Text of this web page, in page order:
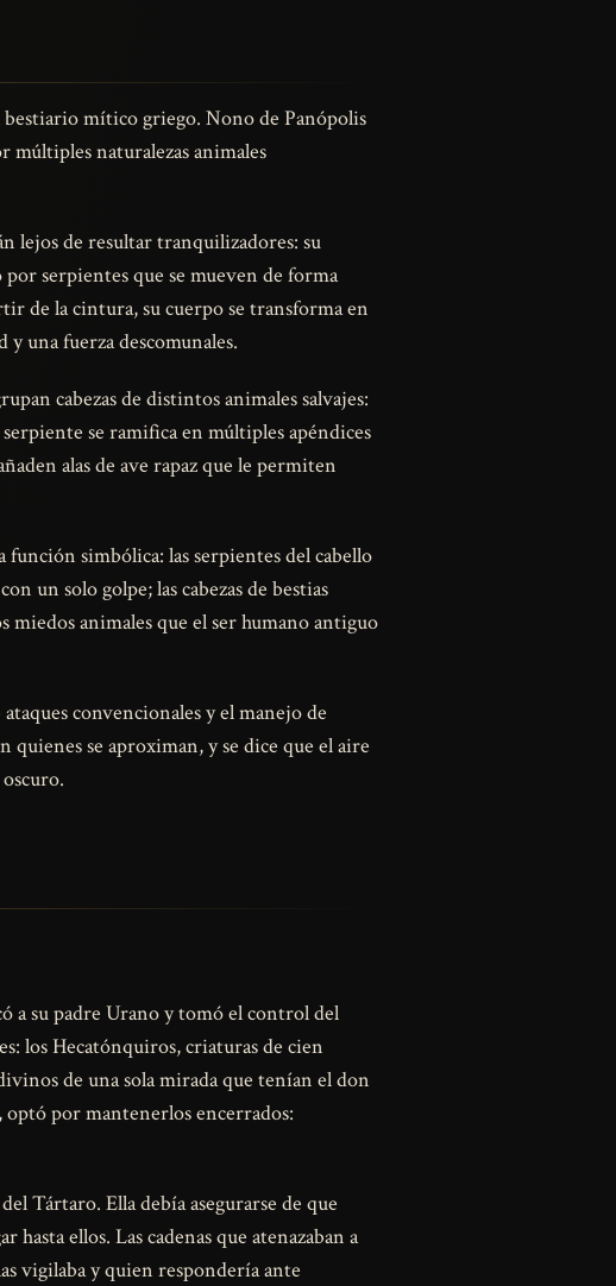
bestiario mítico griego. Nono de Panópolis
naturalezas animales
lejos de resultar tranquilizadores: su
serpientes que se mueven de forma
de la cintura, su cuerpo se transforma en
una fuerza descomunales.
cabezas de distintos animales salvajes:
se ramifica en múltiples apéndices
alas de ave rapaz que le permiten
simbólica: las serpientes del cabello
un solo golpe; las cabezas de bestias
miedos animales que el ser humano antiguo
convencionales y el manejo de
se aproximan, y se dice que el aire
a su padre Urano y tomó el control del
los Hecatónquiros, criaturas de cien
de una sola mirada que tenían el don
por mantenerlos encerrados:
Tártaro. Ella debía asegurarse de que
ellos. Las cadenas que atenazaban a
vigilaba y quien respondería ante